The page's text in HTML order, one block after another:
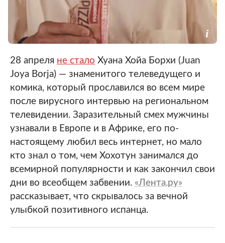
28 апреля не стало Хуана Хойа Борхи (Juan
Joya Borja) — знаменитого телеведущего и
комика, который прославился во всем мире
после вирусного интервью на региональном
телевидении. Заразительный смех мужчины
узнавали в Европе и в Африке, его по-
настоящему любил весь интернет, но мало
кто знал о том, чем Хохотун занимался до
всемирной популярности и как закончил свои
дни во всеобщем забвении. «Лента.ру»
рассказывает, что скрывалось за вечной
улыбкой позитивного испанца.